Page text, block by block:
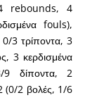
rebounds, 4
fouls),
3 τρίποντα, 3
3 κερδισμένα
9 δίποντα, 2
(0/2 βολές, 1/6